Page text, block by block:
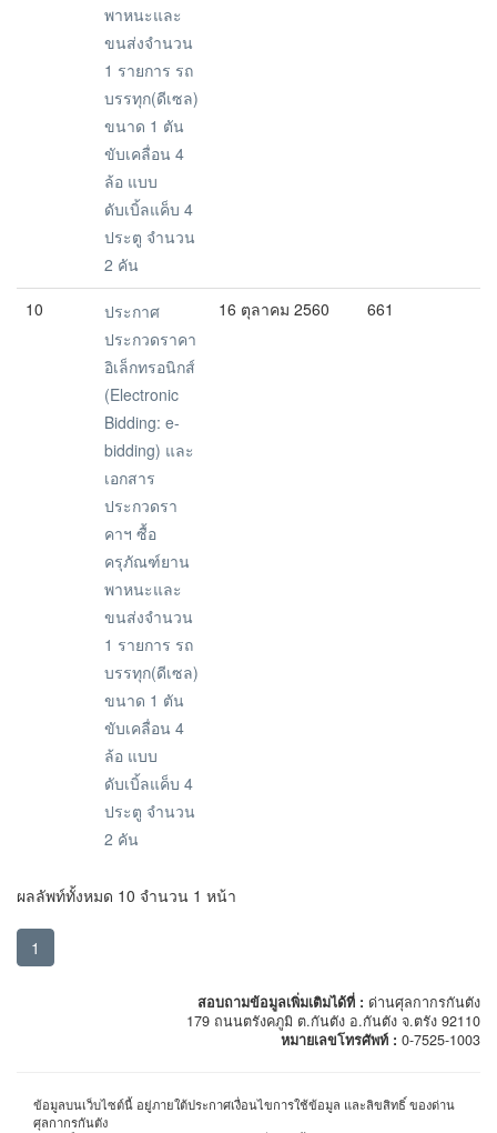
พาหนะและ
ขนส่งจำนวน
1 รายการ รถ
บรรทุก(ดีเซล)
ขนาด 1 ตัน
ขับเคลื่อน 4
ล้อ แบบ
ดับเบิ้ลแค็บ 4
ประตู จำนวน
2 คัน
10
ประกาศ
ประกวดราคา
อิเล็กทรอนิกส์
(Electronic
Bidding: e-
bidding) และ
เอกสาร
ประกวดรา
คาฯ ซื้อ
ครุภัณฑ์ยาน
พาหนะและ
ขนส่งจำนวน
1 รายการ รถ
บรรทุก(ดีเซล)
ขนาด 1 ตัน
ขับเคลื่อน 4
ล้อ แบบ
ดับเบิ้ลแค็บ 4
ประตู จำนวน
2 คัน
16 ตุลาคม 2560 661
ผลลัพท์ทั้งหมด 10 จำนวน 1 หน้า
1
สอบถามข้อมูลเพิ่มเติมได้ที่ : ด่านศุลกากรกันตัง
179 ถนนตรังคภูมิ ต.กันตัง อ.กันตัง จ.ตรัง 92110
หมายเลขโทรศัพท์ : 0-7525-1003
ข้อมูลบนเว็บไซต์นี้ อยู่ภายใต้ประกาศเงื่อนไขการใช้ข้อมูล และลิขสิทธิ์ ของด่าน
ศุลกากรกันตัง